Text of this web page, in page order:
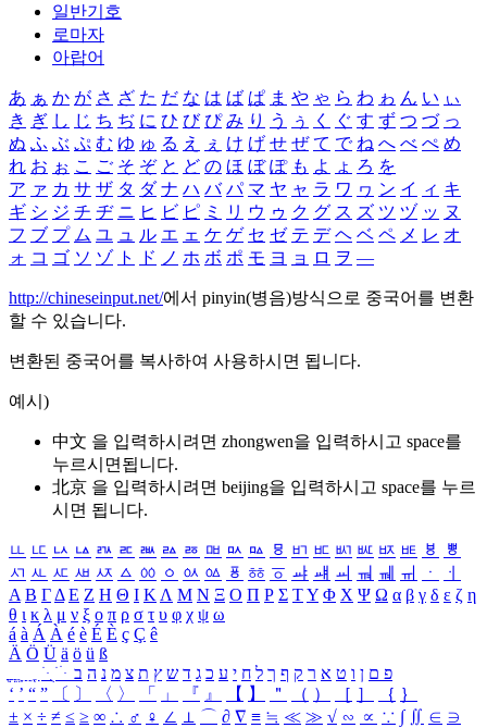
일반기호
로마자
아랍어
あ ぁ か が さ ざ た だ な は ば ぱ ま や ゃ ら わ ゎ ん い ぃ
き ぎ し じ ち ぢ に ひ び ぴ み り う ぅ く ぐ す ず つ づ っ
ぬ ふ ぶ ぷ む ゆ ゅ る え ぇ け げ せ ぜ て で ね へ べ ぺ め
れ お ぉ こ ご そ ぞ と ど の ほ ぼ ぽ も よ ょ ろ を
ア ァ カ サ ザ タ ダ ナ ハ バ パ マ ヤ ャ ラ ワ ヮ ン イ ィ キ
ギ シ ジ チ ヂ ニ ヒ ビ ピ ミ リ ウ ゥ ク グ ス ズ ツ ヅ ッ ヌ
フ ブ プ ム ユ ュ ル エ ェ ケ ゲ セ ゼ テ デ ヘ ベ ペ メ レ オ
ォ コ ゴ ソ ゾ ト ド ノ ホ ボ ポ モ ヨ ョ ロ ヲ ―
http://chineseinput.net/에서 pinyin(병음)방식으로 중국어를 변환
할 수 있습니다.
변환된 중국어를 복사하여 사용하시면 됩니다.
예시)
中文 을 입력하시려면 zhongwen을 입력하시고 space를
누르시면됩니다.
北京 을 입력하시려면 beijing을 입력하시고 space를 누르
시면 됩니다.
ㅥ ㅦ ㅧ ㅨ ㅩ ㅪ ㅫ ㅬ ㅭ ㅮ ㅯ ㅰ ㅱ ㅲ ㅳ ㅴ ㅵ ㅶ ㅷ ㅸ
ㅹ
ㅺ ㅻ ㅼ ㅽ ㅾ ㅿ ㆀ ㆁ ㆂ ㆃ ㆄ ㆅ ㆆ ㆇ ㆈ ㆉ ㆊ ㆋ ㆌ ㆍ
ㆎ
Α Β ΓΔ Ε Ζ Η Θ Ι ΚΛ Μ Ν Ξ Ο Π Ρ Σ ΤΥ Φ Χ Ψ Ω α β γ δ ε ζ η
θ ι κ λ μ ν ξ ο π ρ σ τ υ φ χ ψ ω
á à Á À é è É È ç Ç ê
Ä Ö Ü ä ö ü ß
ִֶֹ ֻּ ׁׂ פ ם ן ו ט א ר ק ף ך ל ח י ע כ ג ד ש ץ ת צ מ נ ה ב
‘ ’ “ ” 〔 〕 〈 〉 「 」 『 』 【 】 ＂ （ ） ［ ］ ｛ ｝
± × ÷ ≠ ≤ ≥ ∞ ∴ ♂ ♀ ∠ ⊥ ⌒ ∂ ∇ ≡ ≒ ≪ ≫ √ ∽ ∝ ∵ ∫ ∬ ∈ ∋